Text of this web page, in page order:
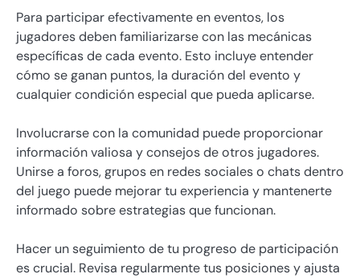
Para participar efectivamente en eventos, los
jugadores deben familiarizarse con las mecánicas
específicas de cada evento. Esto incluye entender
cómo se ganan puntos, la duración del evento y
cualquier condición especial que pueda aplicarse.
Involucrarse con la comunidad puede proporcionar
información valiosa y consejos de otros jugadores.
Unirse a foros, grupos en redes sociales o chats dentro
del juego puede mejorar tu experiencia y mantenerte
informado sobre estrategias que funcionan.
Hacer un seguimiento de tu progreso de participación
es crucial. Revisa regularmente tus posiciones y ajusta